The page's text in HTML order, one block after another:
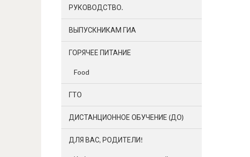
РУКОВОДСТВО.
ВЫПУСКНИКАМ ГИА
ГОРЯЧЕЕ ПИТАНИЕ
Food
ГТО
ДИСТАНЦИОННОЕ ОБУЧЕНИЕ (ДО)
ДЛЯ ВАС, РОДИТЕЛИ!